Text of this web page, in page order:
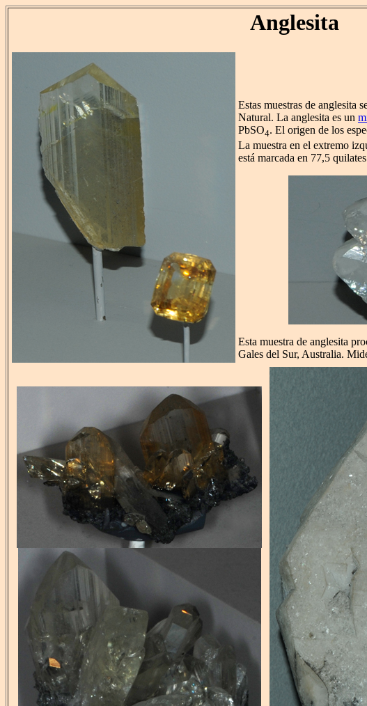
Anglesita
Estas muestras de anglesita
Natural. La anglesita es un
PbSO4. El origen de los
La muestra en el extremo
está marcada en 77,5
Esta muestra de anglesita
Gales del Sur, Australia.